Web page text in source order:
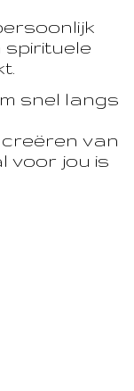
spirituele
snel langs
van
voor jou is